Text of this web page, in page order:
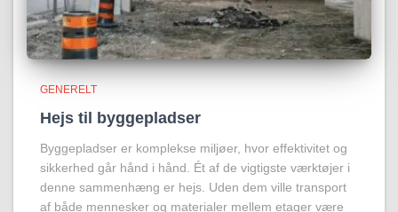
GENERELT
Hejs til byggepladser
Byggepladser er komplekse miljøer, hvor effektivitet og
sikkerhed går hånd i hånd. Ét af de vigtigste værktøjer i
denne sammenhæng er hejs. Uden dem ville transport
af både mennesker og materialer mellem etager være